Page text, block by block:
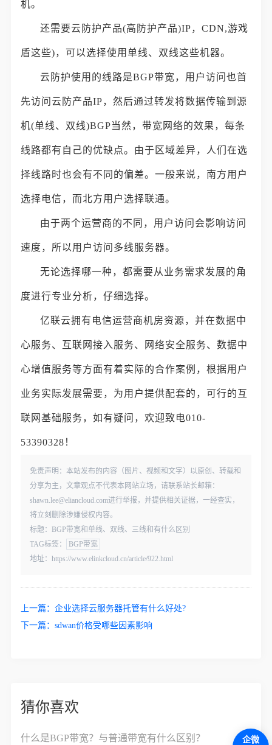
机。
还需要云防护产品(高防护产品)IP，CDN,游戏
盾这些)，可以选择使用单线、双线这些机器。
云防护使用的线路是BGP带宽，用户访问也首
先访问云防产品IP，然后通过转发将数据传输到源
机(单线、双线)BGP当然，带宽网络的效果，每条
线路都有自己的优缺点。由于区域差异，人们在选
择线路时也会有不同的偏差。一般来说，南方用户
选择电信，而北方用户选择联通。
由于两个运营商的不同，用户访问会影响访问
速度，所以用户访问多线服务器。
无论选择哪一种，都需要从业务需求发展的角
度进行专业分析，仔细选择。
亿联云拥有电信运营商机房资源，并在数据中
心服务、互联网接入服务、网络安全服务、数据中
心增值服务等方面有着实际的合作案例，根据用户
业务实际发展需要，为用户提供配套的，可行的互
联网基础服务，如有疑问，欢迎致电010-
53390328！
免责声明：本站发布的内容（图片、视频和文字）以原创、转载和
分享为主，文章观点不代表本网站立场，请联系站长邮箱：
shawn.lee@eliancloud.com进行举报，并提供相关证据，一经查实，
将立刻删除涉嫌侵权内容。
标题：BGP带宽和单线、双线、三线和有什么区别
TAG标签：
BGP带宽
地址：https://www.elinkcloud.cn/article/922.html
上一篇：企业选择云服务器托管有什么好处?
下一篇：sdwan价格受哪些因素影响
猜你喜欢
什么是BGP带宽？与普通带宽有什么区别？
企微